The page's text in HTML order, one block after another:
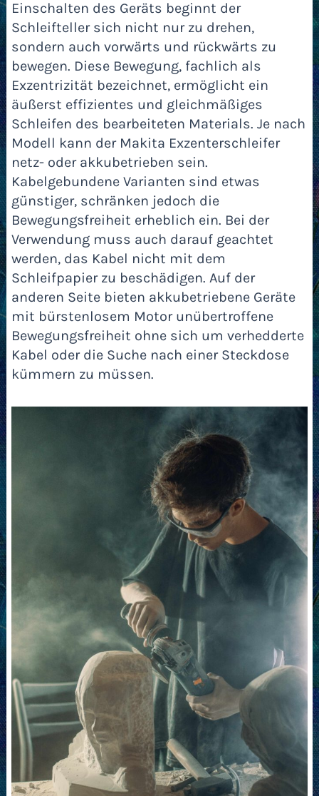
Einschalten des Geräts beginnt der
Schleifteller sich nicht nur zu drehen,
sondern auch vorwärts und rückwärts zu
bewegen. Diese Bewegung, fachlich als
Exzentrizität bezeichnet, ermöglicht ein
äußerst effizientes und gleichmäßiges
Schleifen des bearbeiteten Materials. Je nach
Modell kann der Makita Exzenterschleifer
netz- oder akkubetrieben sein.
Kabelgebundene Varianten sind etwas
günstiger, schränken jedoch die
Bewegungsfreiheit erheblich ein. Bei der
Verwendung muss auch darauf geachtet
werden, das Kabel nicht mit dem
Schleifpapier zu beschädigen. Auf der
anderen Seite bieten akkubetriebene Geräte
mit bürstenlosem Motor unübertroffene
Bewegungsfreiheit ohne sich um verhedderte
Kabel oder die Suche nach einer Steckdose
kümmern zu müssen.